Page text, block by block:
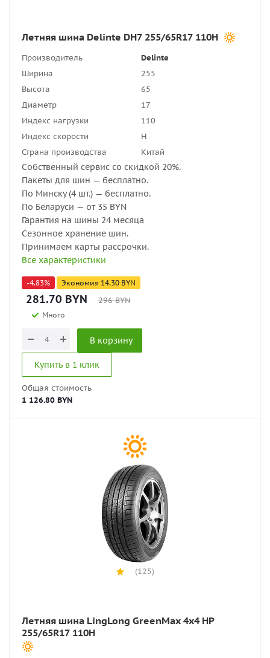
Летняя шина Delinte DH7 255/65R17 110H
Производитель
Delinte
Ширина
255
Высота
65
Диаметр
17
Индекс нагрузки
110
Индекс скорости
H
Страна производства
Китай
Собственный сервис со скидкой 20%.
Пакеты для шин — бесплатно.
По Минску (4 шт.) — бесплатно.
По Беларуси — от 35 BYN
Гарантия на шины 24 месяца
Сезонное хранение шин.
Принимаем карты рассрочки.
Все характеристики
-4.83% Экономия 14.30 BYN
281.70 BYN 296BYN
Много
В корзину
Купить в 1 клик
Общая стоимость
1 126.80 BYN
(125)
Летняя шина LingLong GreenMax 4x4 HP
255/65R17 110H